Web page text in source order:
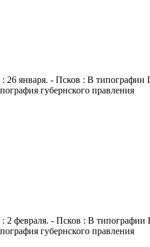
26 января. - Псков : В типографии
губернского правления
2 февраля. - Псков : В типографии
губернского правления